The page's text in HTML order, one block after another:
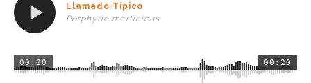
Llamado Típico
Porphyrio martinicus
00:20
00:00